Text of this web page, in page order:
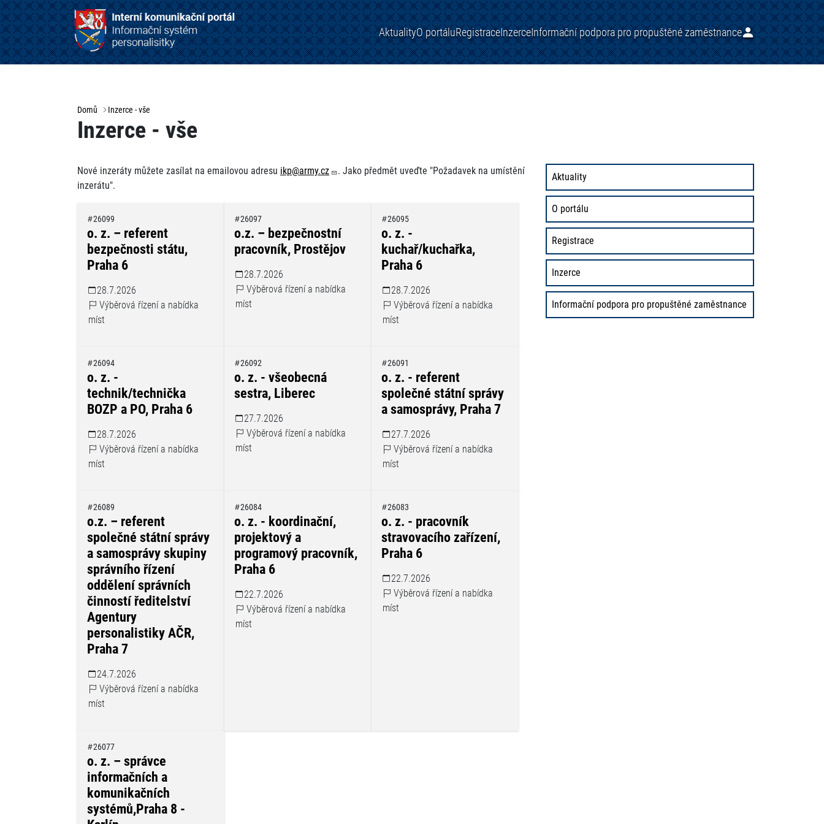
AktualityO portáluRegistraceInzerceInformační podpora pro propuštěné zaměstnance
Domů Inzerce - vše
Inzerce - vše
Nové inzeráty můžete zasílat na emailovou adresu ikp@army.cz
. Jako předmět uveďte "Požadavek na umístění
inzerátu".
26099
o. z. – referent
bezpečnosti státu,
Praha 6
28.7.2026
Výběrová řízení a nabídka
míst
26097
o.z. – bezpečnostní
pracovník, Prostějov
28.7.2026
Výběrová řízení a nabídka
míst
26095
o. z. -
kuchař/kuchařka,
Praha 6
28.7.2026
Výběrová řízení a nabídka
míst
26094
o. z. -
technik/technička
BOZP a PO, Praha 6
28.7.2026
Výběrová řízení a nabídka
míst
26092
o. z. - všeobecná
sestra, Liberec
27.7.2026
Výběrová řízení a nabídka
míst
26091
o. z. - referent
společné státní správy
a samosprávy, Praha 7
27.7.2026
Výběrová řízení a nabídka
míst
26089
o.z. – referent
společné státní správy
a samosprávy skupiny
správního řízení
oddělení správních
činností ředitelství
Agentury
personalistiky AČR,
Praha 7
24.7.2026
Výběrová řízení a nabídka
míst
26084
o. z. - koordinační,
projektový a
programový pracovník,
Praha 6
22.7.2026
Výběrová řízení a nabídka
míst
26083
o. z. - pracovník
stravovacího zařízení,
Praha 6
22.7.2026
Výběrová řízení a nabídka
míst
26077
o. z. – správce
informačních a
komunikačních
systémů,Praha 8 -
Aktuality
O portálu
Registrace
Inzerce
Informační podpora pro propuštěné zaměstnance